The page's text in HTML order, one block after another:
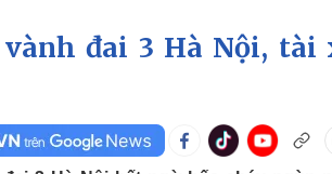
Infographic
Ô tô - Xe máy
đai 3 Hà Nội, tài